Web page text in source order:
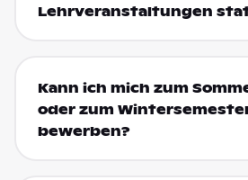
Lehrveranstaltungen
Kann ich mich zum
oder zum
bewerben?